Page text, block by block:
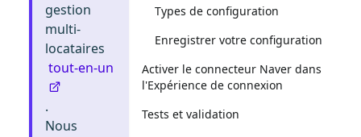
gestion
multi-
locataires
tout-en-un
.
Nous
Types de configuration
Enregistrer votre configuration
Activer le connecteur Naver dans
l'Expérience de connexion
Tests et validation